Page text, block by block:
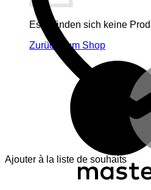
Es befinden sich keine
Zurück zum Shop
Ajouter à la liste de souhaits